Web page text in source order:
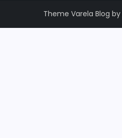
Theme Varela Blog by